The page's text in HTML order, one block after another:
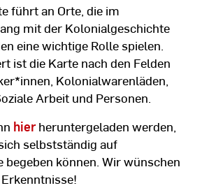
führt an Orte, die im
mit der Kolonialgeschichte
eine wichtige Rolle spielen.
ist die Karte nach den Felden
Kolonialwarenläden,
Arbeit und Personen.
hierheruntergeladen werden,
selbstständig auf
begeben können. Wir wünschen